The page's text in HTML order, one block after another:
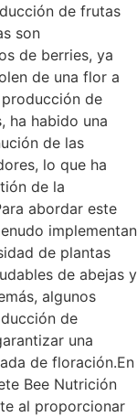
de frutas
son
de berries, ya
de una flor a
de
ha habido una
de las
lo que ha
de la
abordar este
implementan
de plantas
de abejas y
algunos
de
una
de floración.En
Bee Nutrición
al proporcionar